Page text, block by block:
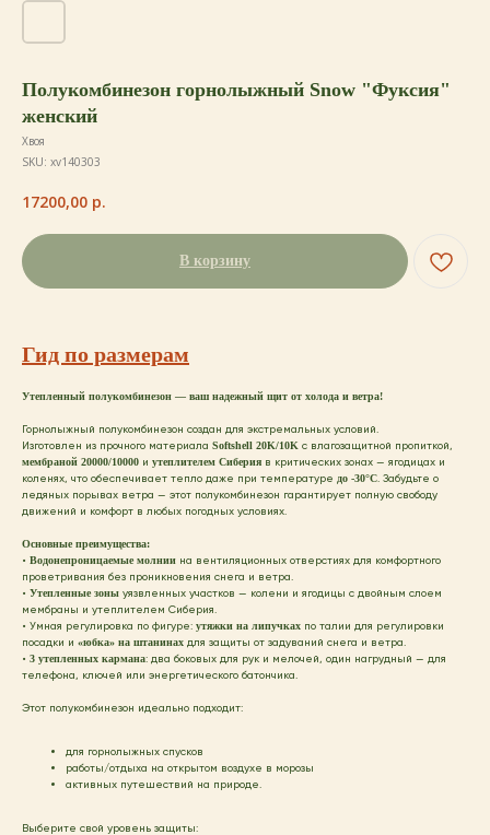
Полукомбинезон горнолыжный Snow "Фуксия"
женский
Хвоя
SKU: xv140303
17200,00 р.
В корзину
Гид по размерам
Утепленный полукомбинезон — ваш надежный щит от холода и ветра!
Горнолыжный полукомбинезон создан для экстремальных условий.
Изготовлен из прочного материала Softshell 20K/10K с влагозащитной пропиткой,
мембраной 20000/10000 и утеплителем Сиберия в критических зонах — ягодицах и
коленях, что обеспечивает тепло даже при температуре до -30°C . Забудьте о
ледяных порывах ветра — этот полукомбинезон гарантирует полную свободу
движений и комфорт в любых погодных условиях.
Основные преимущества:
• Водонепроницаемые молнии на вентиляционных отверстиях для комфортного
проветривания без проникновения снега и ветра.
• Утепленные зоны уязвленных участков — колени и ягодицы с двойным слоем
мембраны и утеплителем Сиберия.
• Умная регулировка по фигуре: утяжки на липучках по талии для регулировки
посадки и «юбка» на штанинах для защиты от задуваний снега и ветра.
• 3 утепленных кармана: два боковых для рук и мелочей, один нагрудный — для
телефона, ключей или энергетического батончика.
Этот полукомбинезон идеально подходит:
для горнолыжных спусков
работы/отдыха на открытом воздухе в морозы
активных путешествий на природе.
Выберите свой уровень защиты: